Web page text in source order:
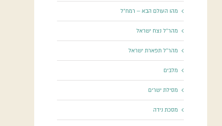
מהו העולם הבא – רמח"ל
מהר"ל נצח ישראל
מהר"ל תפארת ישראל
מלבים
מסילת ישרים
מסכת נידה